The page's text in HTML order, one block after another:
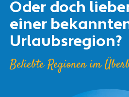
Oder doch
einer
Urlaubsregion?
Beliebte Regionen im